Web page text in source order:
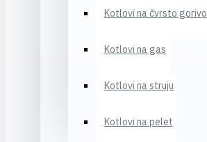
Kotlovi na čvrsto gorivo
Kotlovi na gas
Kotlovi na struju
Kotlovi na pelet